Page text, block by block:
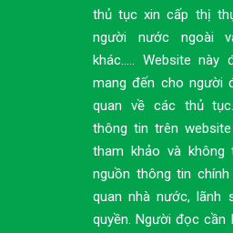
thủ tục xin cấp thị
người nước ngoài
khác..... Website
mang đến cho người
quan về các thủ
thông tin trên
tham khảo và
nguồn thông tin
quan nhà nước, lãnh
quyền. Người đọc cần